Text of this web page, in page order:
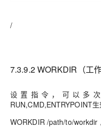
/
7.3.9.2 WORKDIR（工作
设置指令，可以多
RUN,CMD,ENTRYPOINT
WORKDIR /path/to/workdir ,